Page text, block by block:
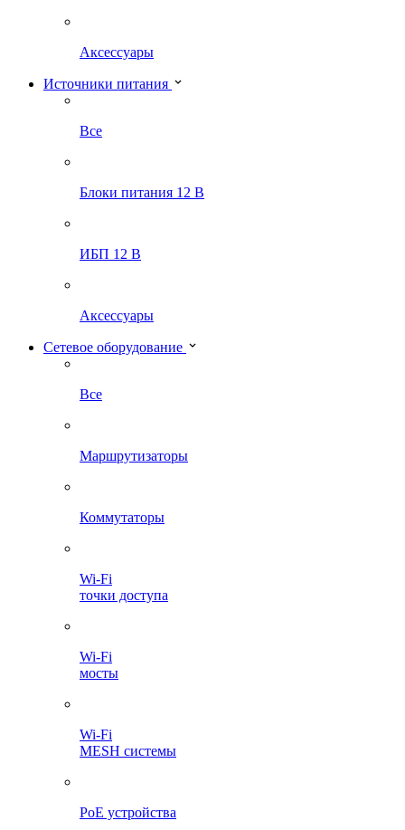
Аксессуары
Источники питания
Все
Блоки питания 12 В
ИБП 12 В
Аксессуары
Сетевое оборудование
Все
Маршрутизаторы
Коммутаторы
Wi-Fi
точки доступа
Wi-Fi
мосты
Wi-Fi
MESH системы
PoE устройства